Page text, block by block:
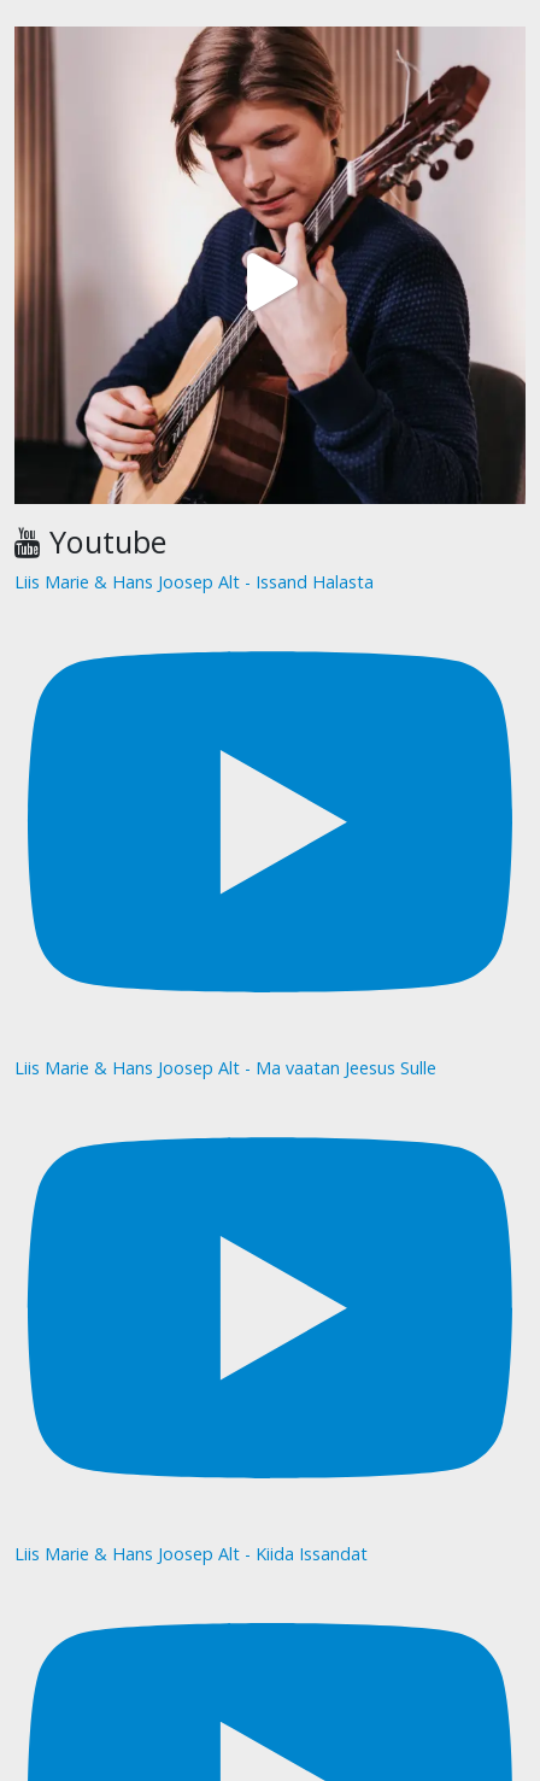
Youtube
Liis Marie & Hans Joosep Alt - Issand Halasta
Liis Marie & Hans Joosep Alt - Ma vaatan Jeesus Sulle
Liis Marie & Hans Joosep Alt - Kiida Issandat